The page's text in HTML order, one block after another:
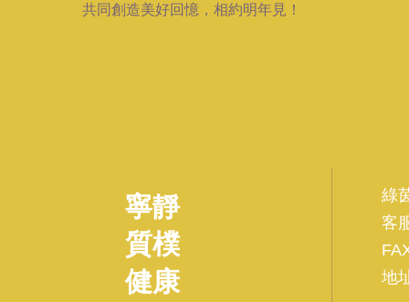
共同創造美好回憶，相約明年見！
寧靜
質樸
健康
綠
客
地